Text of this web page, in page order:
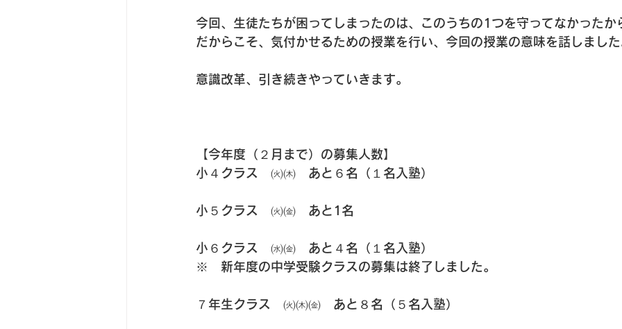
今回、生徒たちが困ってしまったのは、このうちの1つを守ってなかったか
だからこそ、気付かせるための授業を行い、今回の授業の意味を話しまし
意識改革、引き続きやっていきます。
【今年度（２月まで）の募集人数】
小４クラス　㈫㈭　あと６名（１名入塾）
小５クラス　㈫㈮　あと1名
小６クラス　㈬㈮　あと４名（１名入塾）
※　新年度の中学受験クラスの募集は終了しました。
７年生クラス　㈫㈭㈮　あと８名（５名入塾）